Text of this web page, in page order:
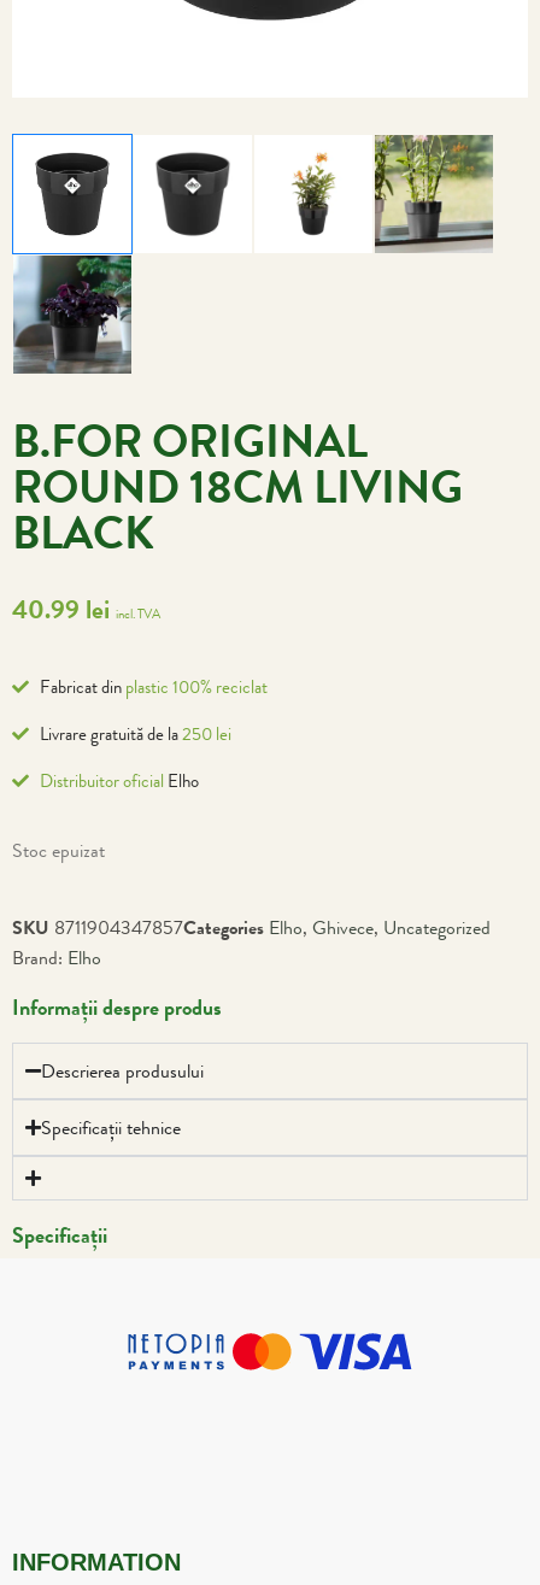
B.FOR ORIGINAL
ROUND 18CM LIVING
BLACK
40.99 lei incl. TVA
Fabricat dinplastic 100% reciclat
Livrare gratuită de la250 lei
Distribuitor oficial Elho
Stoc epuizat
SKU 8711904347857Categories Elho, Ghivece, Uncategorized
Brand: Elho
Informații despre produs
Descrierea produsului
Specificații tehnice
Specificații
INFORMATION